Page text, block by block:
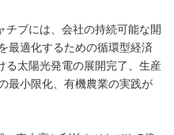
チブには、会社の持続可能な開
最適化するための循環型経済
る太陽光発電の展開完了、生産
最小限化、有機農業の実践が